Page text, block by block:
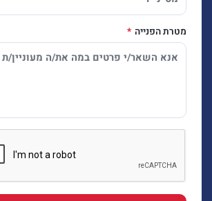
מטרת הפנייה